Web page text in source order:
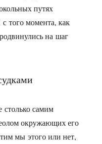
путях
того момента, как
на шаг
столько самим
окружающих его
мы этого или нет,